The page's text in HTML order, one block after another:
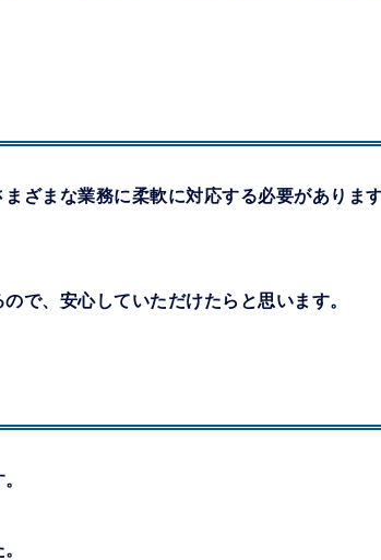
ざまな業務に柔軟に対応する必要がありま
で、安心していただけたらと思います。